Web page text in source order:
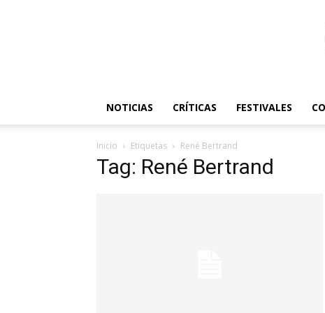
NOTICIAS CRÍTICAS FESTIVALES
Inicio Etiquetas René Bertrand
Tag: René Bertrand